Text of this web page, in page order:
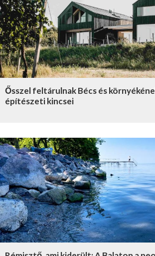
Ősszel feltárulnak Bécs és
építészeti kincsei